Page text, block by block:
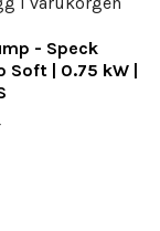
- Speck
Soft | 0.75 kW |